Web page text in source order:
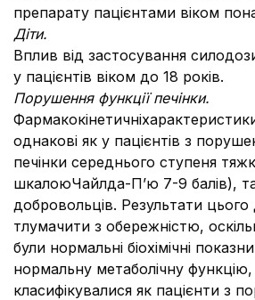
препарату пацієнтами віком
Діти.
Вплив від застосування
у пацієнтів віком до 18 років.
Порушення функції печінки.
однакові як у пацієнтів з
печінки середнього ступеня
шкалоюЧайлда-Пʼю 7-9 балів),
добровольців. Результати цього
тлумачити з обережністю,
були нормальні біохімічні
нормальну метаболічну
класифікувалися як пацієнти з